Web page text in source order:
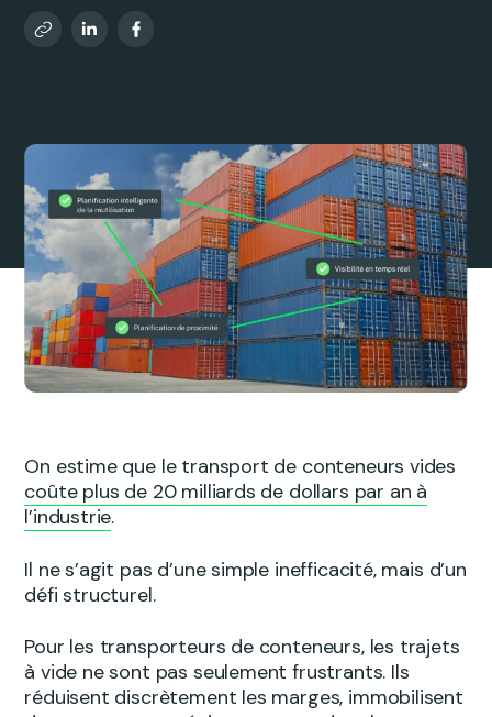
On estime que le transport de conteneurs vides
coûte plus de 20 milliards de dollars par an à
l’industrie.
Il ne s’agit pas d’une simple inefficacité, mais d’un
défi structurel.
Pour les transporteurs de conteneurs, les trajets
à vide ne sont pas seulement frustrants. Ils
réduisent discrètement les marges, immobilisent